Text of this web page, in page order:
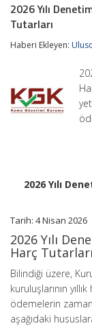
Denetim
Yıllık
Tutarları
2026 Yılı
Tutarları
Haberi Ekleyen:
2026 Yılı
Tarih: 4 Nisan 2026
2026 Yılı
Harç Tutarları
Bilindiği üzere,
kuruluşlarının
ödemelerin
aşağıdaki